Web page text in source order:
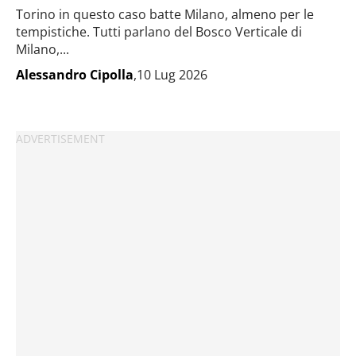
Torino in questo caso batte Milano, almeno per le
tempistiche. Tutti parlano del Bosco Verticale di
Milano,...
Alessandro Cipolla,10 Lug 2026